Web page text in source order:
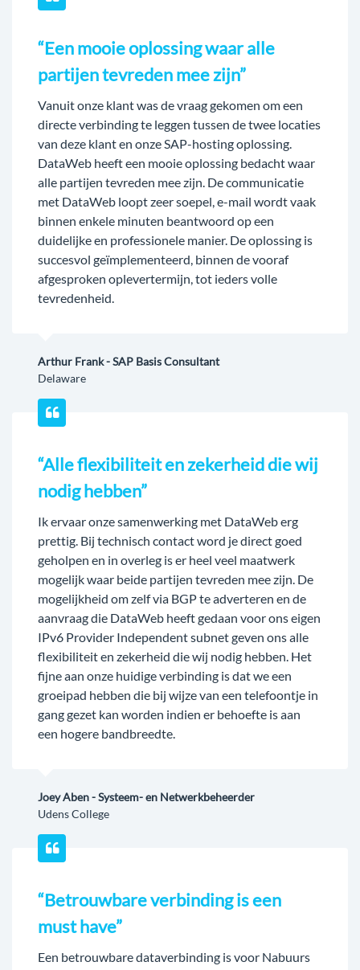
“Een mooie oplossing waar alle
partijen tevreden mee zijn”
Vanuit onze klant was de vraag gekomen om een
directe verbinding te leggen tussen de twee locaties
van deze klant en onze SAP-hosting oplossing.
DataWeb heeft een mooie oplossing bedacht waar
alle partijen tevreden mee zijn. De communicatie
met DataWeb loopt zeer soepel, e-mail wordt vaak
binnen enkele minuten beantwoord op een
duidelijke en professionele manier. De oplossing is
succesvol geïmplementeerd, binnen de vooraf
afgesproken oplevertermijn, tot ieders volle
tevredenheid.
Arthur Frank - SAP Basis Consultant
Delaware
“Alle flexibiliteit en zekerheid die wij
nodig hebben”
Ik ervaar onze samenwerking met DataWeb erg
prettig. Bij technisch contact word je direct goed
geholpen en in overleg is er heel veel maatwerk
mogelijk waar beide partijen tevreden mee zijn. De
mogelijkheid om zelf via BGP te adverteren en de
aanvraag die DataWeb heeft gedaan voor ons eigen
IPv6 Provider Independent subnet geven ons alle
flexibiliteit en zekerheid die wij nodig hebben. Het
fijne aan onze huidige verbinding is dat we een
groeipad hebben die bij wijze van een telefoontje in
gang gezet kan worden indien er behoefte is aan
een hogere bandbreedte.
Joey Aben - Systeem- en Netwerkbeheerder
Udens College
“Betrouwbare verbinding is een
must have”
Een betrouwbare dataverbinding is voor Nabuurs